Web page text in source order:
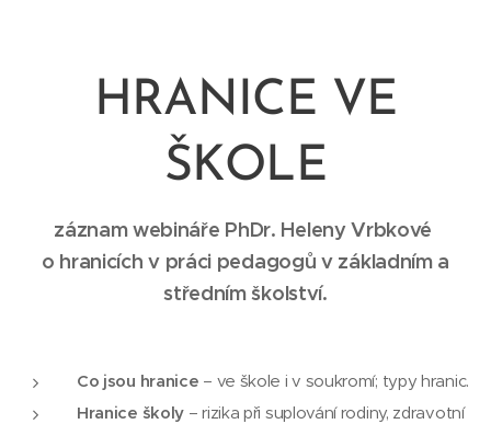
HRANICE VE
ŠKOLE
záznam webináře PhDr. Heleny Vrbkové
o hranicích v práci pedagogů v základním a
středním školství.
Co jsou hranice – ve škole i v soukromí; typy hranic.
Hranice školy – rizika při suplování rodiny, zdravotní